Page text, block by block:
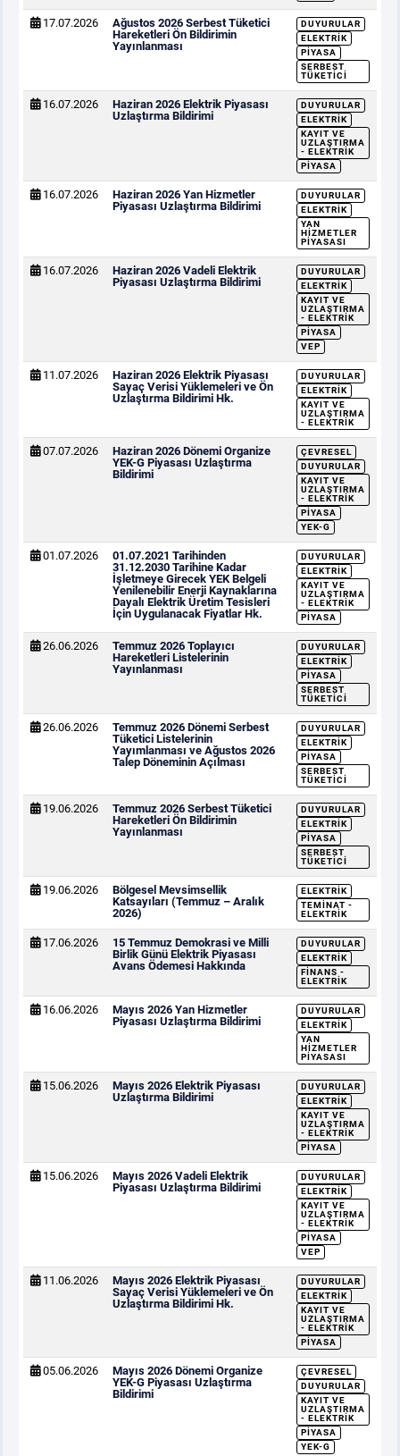
17.07.2026
Ağustos 2026 Serbest Tüketici
Hareketleri Ön Bildirimin
Yayınlanması
DUYURULAR
ELEKTRIK
PIYASA
SERBEST
TÜKETICI
16.07.2026
Haziran 2026 Elektrik Piyasası
Uzlaştırma Bildirimi
DUYURULAR
ELEKTRIK
KAYIT VE
UZLAŞTIRMA
- ELEKTRIK
PIYASA
16.07.2026
Haziran 2026 Yan Hizmetler
Piyasası Uzlaştırma Bildirimi
DUYURULAR
ELEKTRIK
YAN
HIZMETLER
PIYASASI
16.07.2026
Haziran 2026 Vadeli Elektrik
Piyasası Uzlaştırma Bildirimi
DUYURULAR
ELEKTRIK
KAYIT VE
UZLAŞTIRMA
- ELEKTRIK
PIYASA
VEP
11.07.2026
Haziran 2026 Elektrik Piyasası
Sayaç Verisi Yüklemeleri ve Ön
Uzlaştırma Bildirimi Hk.
DUYURULAR
ELEKTRIK
KAYIT VE
UZLAŞTIRMA
- ELEKTRIK
07.07.2026
Haziran 2026 Dönemi Organize
YEK-G Piyasası Uzlaştırma
Bildirimi
ÇEVRESEL
DUYURULAR
KAYIT VE
UZLAŞTIRMA
- ELEKTRIK
PIYASA
YEK-G
01.07.2026
01.07.2021 Tarihinden
31.12.2030 Tarihine Kadar
İşletmeye Girecek YEK Belgeli
Yenilenebilir Enerji Kaynaklarına
Dayalı Elektrik Üretim Tesisleri
İçin Uygulanacak Fiyatlar Hk.
DUYURULAR
ELEKTRIK
KAYIT VE
UZLAŞTIRMA
- ELEKTRIK
PIYASA
26.06.2026
Temmuz 2026 Toplayıcı
Hareketleri Listelerinin
Yayınlanması
DUYURULAR
ELEKTRIK
PIYASA
SERBEST
TÜKETICI
26.06.2026
Temmuz 2026 Dönemi Serbest
Tüketici Listelerinin
Yayımlanması ve Ağustos 2026
Talep Döneminin Açılması
DUYURULAR
ELEKTRIK
PIYASA
SERBEST
TÜKETICI
19.06.2026
Temmuz 2026 Serbest Tüketici
Hareketleri Ön Bildirimin
Yayınlanması
DUYURULAR
ELEKTRIK
PIYASA
SERBEST
TÜKETICI
19.06.2026
Bölgesel Mevsimsellik
Katsayıları (Temmuz – Aralık
2026)
ELEKTRIK
TEMINAT -
ELEKTRIK
17.06.2026
15 Temmuz Demokrasi ve Milli
Birlik Günü Elektrik Piyasası
Avans Ödemesi Hakkında
DUYURULAR
ELEKTRIK
FINANS -
ELEKTRIK
16.06.2026
Mayıs 2026 Yan Hizmetler
Piyasası Uzlaştırma Bildirimi
DUYURULAR
ELEKTRIK
YAN
HIZMETLER
PIYASASI
15.06.2026
Mayıs 2026 Elektrik Piyasası
Uzlaştırma Bildirimi
DUYURULAR
ELEKTRIK
KAYIT VE
UZLAŞTIRMA
- ELEKTRIK
PIYASA
15.06.2026
Mayıs 2026 Vadeli Elektrik
Piyasası Uzlaştırma Bildirimi
DUYURULAR
ELEKTRIK
KAYIT VE
UZLAŞTIRMA
- ELEKTRIK
PIYASA
VEP
11.06.2026
Mayıs 2026 Elektrik Piyasası
Sayaç Verisi Yüklemeleri ve Ön
Uzlaştırma Bildirimi Hk.
DUYURULAR
ELEKTRIK
KAYIT VE
UZLAŞTIRMA
- ELEKTRIK
PIYASA
05.06.2026
Mayıs 2026 Dönemi Organize
YEK-G Piyasası Uzlaştırma
Bildirimi
ÇEVRESEL
DUYURULAR
KAYIT VE
UZLAŞTIRMA
- ELEKTRIK
PIYASA
YEK-G